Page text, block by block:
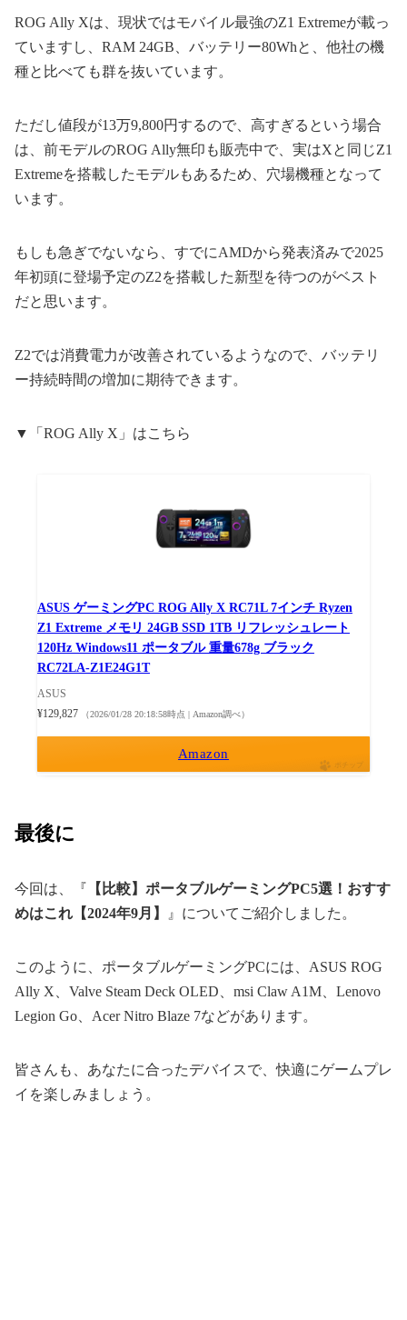
ROG Ally Xは、現状ではモバイル最強のZ1 Extremeが載っ
ていますし、RAM 24GB、バッテリー80Whと、他社の機
種と比べても群を抜いています。
ただし値段が13万9,800円するので、高すぎるという場合
は、前モデルのROG Ally無印も販売中で、実はXと同じZ1
Extremeを搭載したモデルもあるため、穴場機種となって
います。
もしも急ぎでないなら、すでにAMDから発表済みで2025
年初頭に登場予定のZ2を搭載した新型を待つのがベスト
だと思います。
Z2では消費電力が改善されているようなので、バッテリ
ー持続時間の増加に期待できます。
▼「ROG Ally X」はこちら
ASUS ゲーミングPC ROG Ally X RC71L 7インチ Ryzen
Z1 Extreme メモリ 24GB SSD 1TB リフレッシュレート
120Hz Windows11 ポータブル 重量678g ブラック
RC72LA-Z1E24G1T
ASUS
¥129,827
（2026/01/28 20:18:58時点 | Amazon調べ）
Amazon
ポチップ
最後に
今回は、『 【比較】ポータブルゲーミングPC5選！おすす
めはこれ【2024年9月】
』についてご紹介しました。
このように、ポータブルゲーミングPCには、ASUS ROG
Ally X、Valve Steam Deck OLED、msi Claw A1M、Lenovo
Legion Go、Acer Nitro Blaze 7などがあります。
皆さんも、あなたに合ったデバイスで、快適にゲームプレ
イを楽しみましょう。